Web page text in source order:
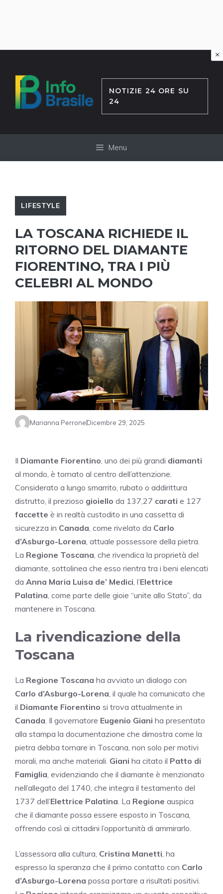
contenuto
NOTIZIE 24 ORE SU
24
Menu
LIFESTYLE
LA TOSCANA RICHIEDE IL
RITORNO DEL DIAMANTE
FIORENTINO, TRA I PIÙ
CELEBRI AL MONDO
Marianna PerroneDicembre 29, 2025
Il Diamante Fiorentino, uno dei più grandi diamanti
al mondo, è tornato al centro dell’attenzione.
Considerato a lungo smarrito, rubato o addirittura
distrutto, il prezioso gioiello da 137,27 carati e 127
faccette è in realtà custodito in una cassetta di
sicurezza in Canada, come rivelato da Carlo
d’Asburgo-Lorena, attuale possessore della pietra.
La Regione Toscana, che rivendica la proprietà del
diamante, sottolinea che esso rientra tra i beni elencati
da Anna Maria Luisa de’ Medici, l’Elettrice
Palatina, come parte delle gioie “unite allo Stato”, da
mantenere in Toscana.
La rivendicazione della
Toscana
La Regione Toscana ha avviato un dialogo con
Carlo d’Asburgo-Lorena, il quale ha comunicato che
il Diamante Fiorentino si trova attualmente in
Canada. Il governatore Eugenio Giani ha presentato
alla stampa la documentazione che dimostra come la
pietra debba tornare in Toscana, non solo per motivi
morali, ma anche materiali. Giani ha citato il Patto di
Famiglia, evidenziando che il diamante è menzionato
nell’allegato del 1740, che integra il testamento del
1737 dell’Elettrice Palatina. La Regione auspica
che il diamante possa essere esposto in Toscana,
offrendo così ai cittadini l’opportunità di ammirarlo.
L’assessora alla cultura, Cristina Manetti, ha
espresso la speranza che il primo contatto con Carlo
d’Asburgo-Lorena possa portare a risultati positivi.
×